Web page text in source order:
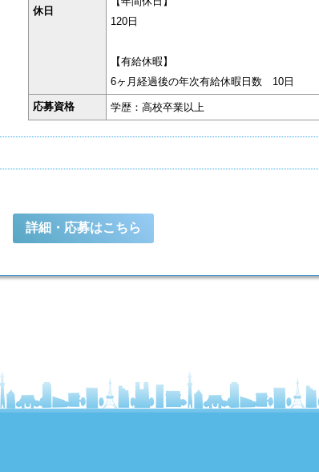
休日
120日
【有給休暇】
6ヶ月経過後の年次有給休暇日数 10日
応募資格 学歴：高校卒業以上
詳細・応募はこちら